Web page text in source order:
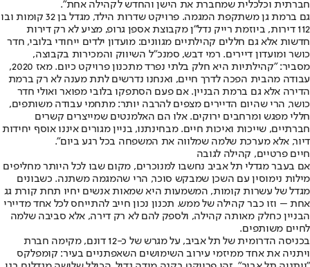
חברתית וכלכלית שמחברת את הישן והחדש לקהילה אחת".
גם ברמת גן משתקפת המגמה. פרויקט שדרות הילד, מגדל בן 32 קומות ובו
112 דירות, ביוזמת רייק נדל"ן מקבוצת אספן גרופ, מציע לא רק דירות
חדשות אלא גם חללים קהילתיים מגוונים: מועדון ילדים ייחודי בלובי, חדר
כושר ומועדון דיירים. רמי דבש, סמנכ"ל השיווק והמכירות בקבוצה,
מסביר: "קהילתיות היא חלק בלתי נפרד מתכנון פרויקט כיום. מאז 2020,
עבודה מהבית הפכה לדרך חיים, ואנחנו נדרשים לתת מענה לא רק ברמת
הדירה אלא גם ברמת הבניין. אם פעם הסתפקו בלובי מפואר ואולי חדר
כושר, הרי שהיום הדיירים מצפים להרבה יותר: מתחמי עבודה משותפים,
חללי מפגש ומרחבים ירוקים. אלו הם האלמנטים שמייצרים קשרים
חברתיים, שייכות ואיכות חיים. מבחינתנו, בניין מגורים איננו אוסף יחידות
דיור, אלא מערכת שלמה שמלווה את המשפחה בכל רגע ביום".
חיים פרטיים, קהילה לגובה
אם בעבר מגדלי תל אביב נחשבו למנוכרים, מקום שבו לכל היותר מחליפים
מילות נימוסין עם השכן שמבקש סוכר, הרי שהמגמה משתנה. כשבונים
מגדל של עשרות קומות, המשמעות היא שמאות אנשים יחיו תחת קורת גג
אחת – וזו כבר קהילה של ממש. תכנון נכון חייב להתייחס לכל אחד מדיירי
הבניין כחלק מאותה קהילה, ולספק להם לא רק דירה, אלא סביבה שלמה
לחיים משותפים.
בכניסה הדרומית של תל אביב, על מגרש של כ-12 דונם, מקימה חברת
ויתניה את אחד ממיזמי עירוב השימושים השאפתניים בעיר: קומפלקס